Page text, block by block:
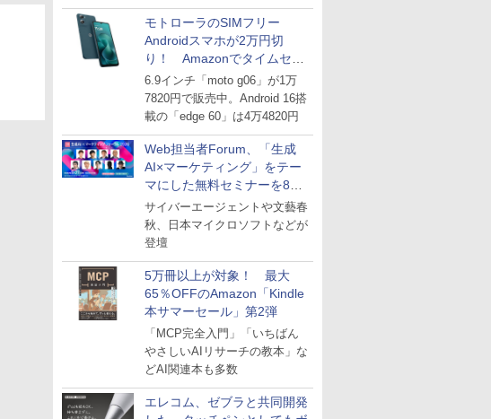
にとどまる～GMOブランド
セキュリティ調査
モトローラのSIMフリー
Androidスマホが2万円切
り！ Amazonでタイムセー
ル
6.9インチ「moto g06」が1万
7820円で販売中。Android 16搭
載の「edge 60」は4万4820円
Web担当者Forum、「生成
AI×マーケティング」をテー
マにした無料セミナーを8月
27日にオンライン開催
サイバーエージェントや文藝春
秋、日本マイクロソフトなどが
登壇
5万冊以上が対象！ 最大
65％OFFのAmazon「Kindle
本サマーセール」第2弾
「MCP完全入門」「いちばん
やさしいAIリサーチの教本」な
どAI関連本も多数
エレコム、ゼブラと共同開発